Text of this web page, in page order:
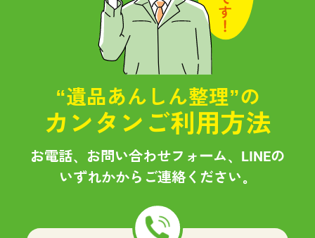
“遺品あんしん整理”の
カンタンご利用方法
お電話、お問い合わせフォーム、LINEの
いずれかからご連絡ください。